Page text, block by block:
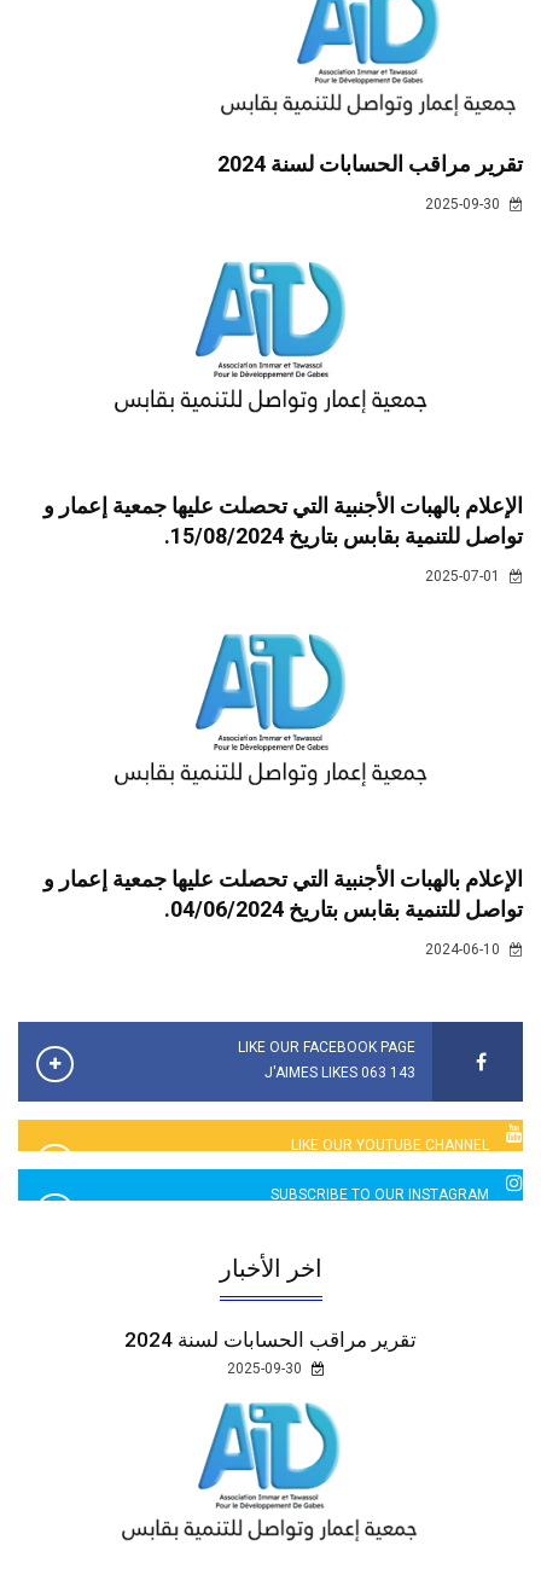
تقرير مراقب الحسابات لسنة 2024
الإعلام بالهبات الأجنبية التي تحصلت عليها جمعية إعمار و
تواصل للتنمية بقابس بتاريخ 15/08/2024.
الإعلام بالهبات الأجنبية التي تحصلت عليها جمعية إعمار و
تواصل للتنمية بقابس بتاريخ 04/06/2024.
LIKE OUR FACEBOOK PAGE
143 063 J'AIMES LIKES
LIKE OUR YOUTUBE CHANNEL
2760 LIKES
SUBSCRIBE TO OUR INSTAGRAM
اخر الأخبار
تقرير مراقب الحسابات لسنة 2024